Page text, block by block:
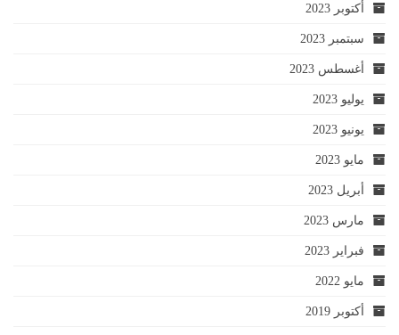
أكتوبر 2023
سبتمبر 2023
أغسطس 2023
يوليو 2023
يونيو 2023
مايو 2023
أبريل 2023
مارس 2023
فبراير 2023
مايو 2022
أكتوبر 2019